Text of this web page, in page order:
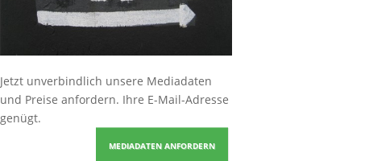
Jetzt unverbindlich unsere Mediadaten
und Preise anfordern. Ihre E-Mail-Adresse
genügt.
MEDIADATEN ANFORDERN